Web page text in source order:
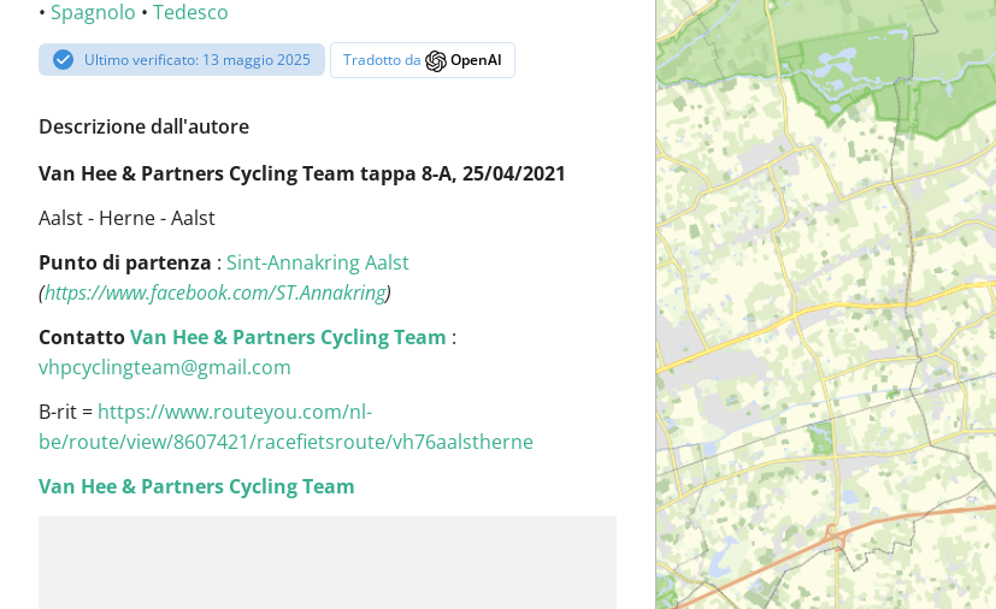
• Spagnolo • Tedesco
Ultimo verificato: 13 maggio 2025 Tradotto da OpenAI
Descrizione dall'autore
Van Hee & Partners Cycling Team tappa 8-A, 25/04/2021
Aalst - Herne - Aalst
Punto di partenza : Sint-Annakring Aalst
(https://www.facebook.com/ST.Annakring)
ContattoVan Hee & Partners Cycling Team :
vhpcyclingteam@gmail.com
B-rit = https://www.routeyou.com/nl-
be/route/view/8607421/racefietsroute/vh76aalstherne
Van Hee & Partners Cycling Team